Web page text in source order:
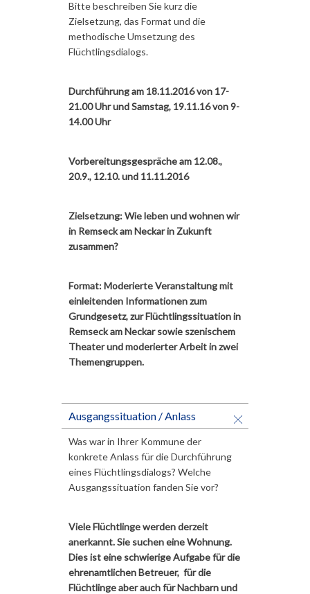
Bitte beschreiben Sie kurz die
Zielsetzung, das Format und die
methodische Umsetzung des
Flüchtlingsdialogs.
Durchführung am 18.11.2016 von 17-
21.00 Uhr und Samstag, 19.11.16 von 9-
14.00 Uhr
Vorbereitungsgespräche am 12.08.,
20.9., 12.10. und 11.11.2016
Zielsetzung: Wie leben und wohnen wir
in Remseck am Neckar in Zukunft
zusammen?
Format: Moderierte Veranstaltung mit
einleitenden Informationen zum
Grundgesetz, zur Flüchtlingssituation in
Remseck am Neckar sowie szenischem
Theater und moderierter Arbeit in zwei
Themengruppen.
Ausgangssituation / Anlass
Was war in Ihrer Kommune der
konkrete Anlass für die Durchführung
eines Flüchtlingsdialogs? Welche
Ausgangssituation fanden Sie vor?
Viele Flüchtlinge werden derzeit
anerkannt. Sie suchen eine Wohnung.
Dies ist eine schwierige Aufgabe für die
ehrenamtlichen Betreuer, für die
Flüchtlinge aber auch für Nachbarn und